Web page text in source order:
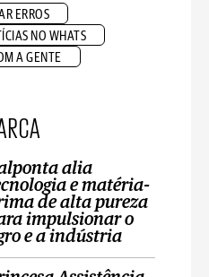
ERROS
NO WHATS
A GENTE
alia
e matéria-
de alta pureza
impulsionar o
e a indústria